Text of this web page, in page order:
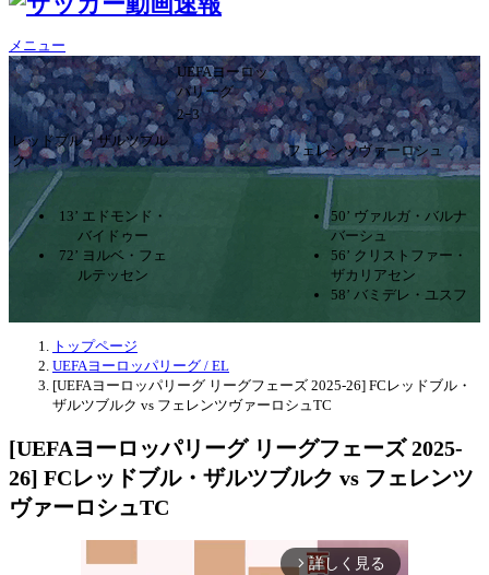
メニュー
UEFAヨーロッ
パリーグ
2ｰ3
レッドブル・ザルツブル
ク
フェレンツヴァーロシュ
13’ エドモンド・
バイドゥー
72’ ヨルベ・フェ
ルテッセン
50’ ヴァルガ・バルナ
バーシュ
56’ クリストファー・
ザカリアセン
58’ バミデレ・ユスフ
トップページ
UEFAヨーロッパリーグ / EL
[UEFAヨーロッパリーグ リーグフェーズ 2025-26] FCレッドブル・
ザルツブルク vs フェレンツヴァーロシュTC
[UEFAヨーロッパリーグ リーグフェーズ 2025-
26] FCレッドブル・ザルツブルク vs フェレンツ
ヴァーロシュTC
arrow_forward_ios 詳しく見る